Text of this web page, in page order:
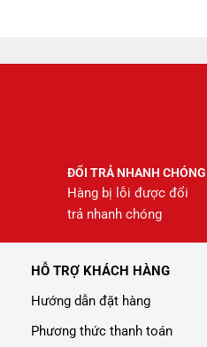
ĐỔI TRẢ NHANH CHÓNG
Hàng bị lỗi được đổi
trả nhanh chóng
HỖ TRỢ KHÁCH HÀNG
Hướng dẫn đặt hàng
Phương thức thanh toán